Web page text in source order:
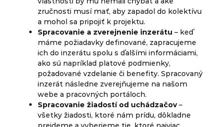
zručnosti musí mať, aby zapadol do kolektívu
a mohol sa pripojiť k projektu.
Spracovanie a zverejnenie inzerátu – keď
máme požiadavky definované, zapracujeme
ich do inzerátu spolu s ďalšími informáciami,
ako sú napríklad platové podmienky,
požadované vzdelanie či benefity. Spracovaný
inzerát následne zverejňujeme na našom
webe a pracovných portáloch.
Spracovanie žiadostí od uchádzačov–
všetky žiadosti, ktoré nám prídu, dôkladne